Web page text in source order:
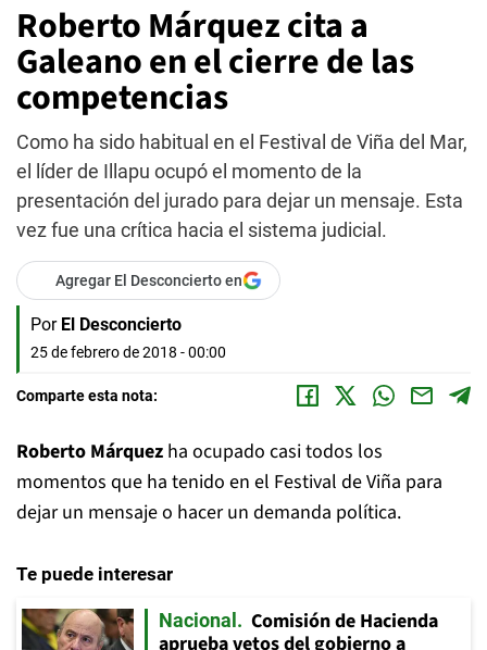
Roberto Márquez cita a
Galeano en el cierre de las
competencias
Como ha sido habitual en el Festival de Viña del Mar,
el líder de Illapu ocupó el momento de la
presentación del jurado para dejar un mensaje. Esta
vez fue una crítica hacia el sistema judicial.
Agregar El Desconcierto en
Por El Desconcierto
25 de febrero de 2018 - 00:00
Comparte esta nota:
Roberto Márquez ha ocupado casi todos los
momentos que ha tenido en el Festival de Viña para
dejar un mensaje o hacer un demanda política.
Te puede interesar
Nacional
Comisión de Hacienda
aprueba vetos del gobierno a